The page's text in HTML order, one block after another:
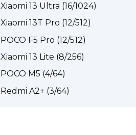
Xiaomi 13 Ultra (16/1024)
Xiaomi 13T Pro (12/512)
POCO F5 Pro (12/512)
Xiaomi 13 Lite (8/256)
POCO M5 (4/64)
Redmi A2+ (3/64)